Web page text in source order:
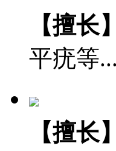
【擅长
平疣等...
【擅长